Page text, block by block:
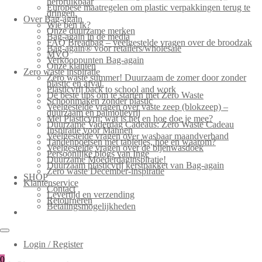
Europese maatregelen om plastic verpakkingen terug te
dringen.
Over Bag-again
Wie ben ik?
Onze duurzame merken
Bag-again in de media
FAQ Breadbag – veelgestelde vragen over de broodzak
Bag-again® voor retailers/wholesale
MVO
Verkooppunten Bag-again
Onze klanten
Zero waste inspiratie
Zero waste summer! Duurzaam de zomer door zonder
plastic en afval.
Plasticvrij back to school and work
De beste tips om te starten met Zero Waste
Schoonmaken zonder plastic
Veelgestelde vragen over vaste zeep (blokzeep) –
duurzaam en palmolievrij
Mei Plasticvrij: wat is het en hoe doe je mee?
Duurzame Vaderdag Cadeaus: Zero Waste Cadeau
Inspiratie voor Mannen
Veelgestelde vragen over wasbaar maandverband
Tandenpoetsen met tabletjes, hoe en waarom?
Veelgestelde vragen over de bijenwasdoek
Persoonlijke blogs van Inge
Duurzame Moederdaginspiratie!
Duurzaam plasticvrij kerstpakket van Bag-again
Zero waste December-inspiratie
SHOP
Klantenservice
Contact
Levertijd en verzending
Retourneren
Betalingsmogelijkheden
Login / Register
0